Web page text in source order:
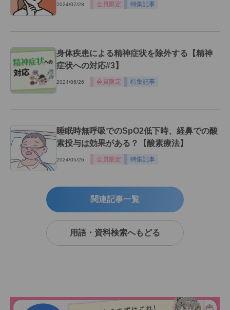
2024/07/28 会員限定 特集記事
身体疾患による精神症状を除外する【精神
症状への対応#3】
2024/06/26 会員限定 特集記事
睡眠時無呼吸でのSpO2低下時、経鼻での酸
素投与は効果がある？【酸素療法】
2024/05/26 会員限定 特集記事
関連記事一覧
用語・資料検索へもどる